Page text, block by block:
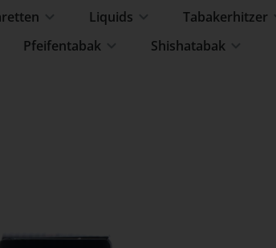
Liquids Tabakerhitzer
Pfeifentabak Shishatabak